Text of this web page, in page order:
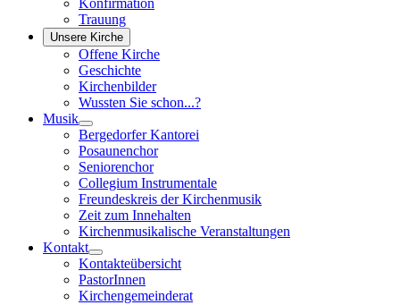
Konfirmation
Trauung
Unsere Kirche
Offene Kirche
Geschichte
Kirchenbilder
Wussten Sie schon...?
Musik
Bergedorfer Kantorei
Posaunenchor
Seniorenchor
Collegium Instrumentale
Freundeskreis der Kirchenmusik
Zeit zum Innehalten
Kirchenmusikalische Veranstaltungen
Kontakt
Kontakteübersicht
PastorInnen
Kirchengemeinderat